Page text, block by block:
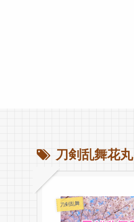
刀剣乱舞花丸
刀剣乱舞